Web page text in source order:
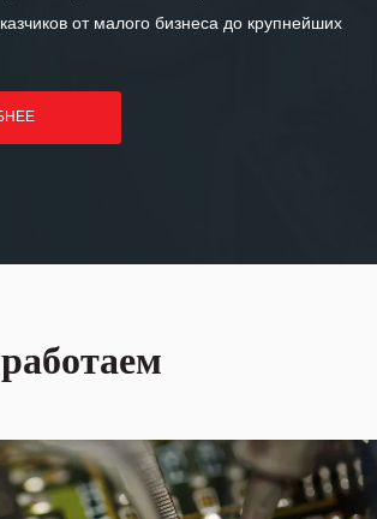
от малого бизнеса до крупнейших